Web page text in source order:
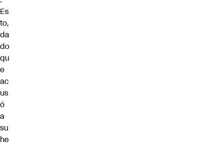
Es
to,
da
do
qu
e
ac
us
ó
a
su
he